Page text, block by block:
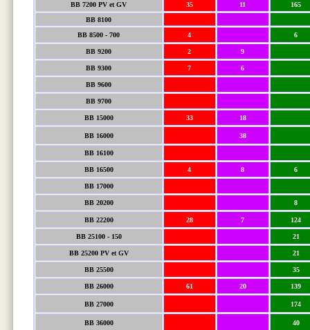
BB 7200 PV et GV 35 11
165
BB 8100
BB 8500 - 700
4 6
BB 9200 2 9
BB 9300 7 6
BB 9600
BB 9700
BB 15000 33 18
BB 16000 38
BB 16100
BB 16500 4 8 6
BB 17000
BB 20200 8
BB 22200 28 7 124
BB 25100 - 150 21
BB 25200 PV et GV 21
BB 25500 35
BB 26000 61 20 139
BB 27000 174
BB 36000 40